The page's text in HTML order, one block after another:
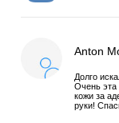
Anton
Долго
Очень эта
кожи за
руки!